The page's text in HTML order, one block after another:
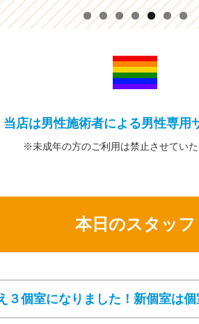
当店は男性施術者による男性専用
※未成年の方のご利用は禁止させていた
本日のスタッフ
３個室になりました！新個室は